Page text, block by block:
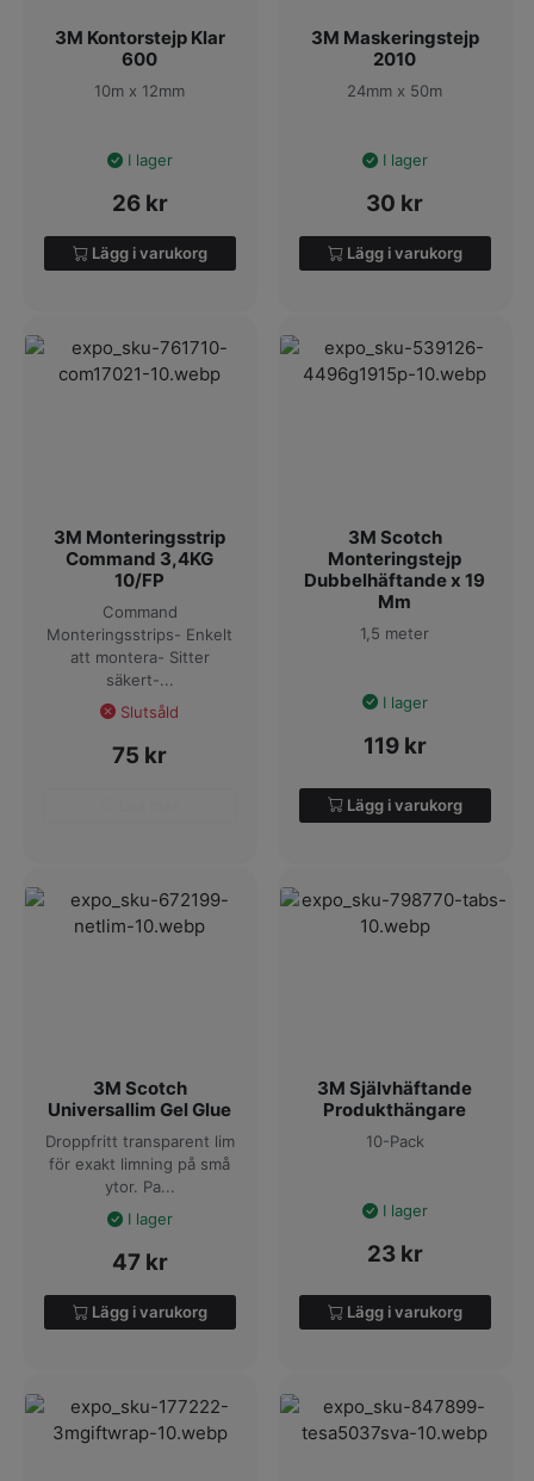
3M Kontorstejp Klar
600
10m x 12mm
I lager
26 kr
Lägg i varukorg
3M Maskeringstejp
2010
24mm x 50m
I lager
30 kr
Lägg i varukorg
3M Monteringsstrip
Command 3,4KG
10/FP
Command
Monteringsstrips- Enkelt
att montera- Sitter
säkert-...
Slutsåld
75 kr
3M Scotch
Monteringstejp
Dubbelhäftande x 19
Mm
1,5 meter
I lager
119 kr
Lägg i varukorg
3M Scotch
Universallim Gel Glue
Droppfritt transparent lim
för exakt limning på små
ytor. Pa...
I lager
47 kr
Lägg i varukorg
3M Självhäftande
Produkthängare
10-Pack
I lager
23 kr
Lägg i varukorg